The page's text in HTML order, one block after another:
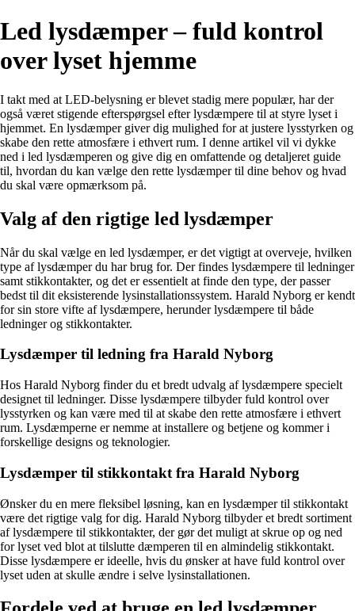
Led lysdæmper – fuld kontrol
over lyset hjemme
I takt med at LED-belysning er blevet stadig mere populær, har der
også været stigende efterspørgsel efter lysdæmpere til at styre lyset i
hjemmet. En lysdæmper giver dig mulighed for at justere lysstyrken og
skabe den rette atmosfære i ethvert rum. I denne artikel vil vi dykke
ned i led lysdæmperen og give dig en omfattende og detaljeret guide
til, hvordan du kan vælge den rette lysdæmper til dine behov og hvad
du skal være opmærksom på.
Valg af den rigtige led lysdæmper
Når du skal vælge en led lysdæmper, er det vigtigt at overveje, hvilken
type af lysdæmper du har brug for. Der findes lysdæmpere til ledninger
samt stikkontakter, og det er essentielt at finde den type, der passer
bedst til dit eksisterende lysinstallationssystem. Harald Nyborg er kendt
for sin store vifte af lysdæmpere, herunder lysdæmpere til både
ledninger og stikkontakter.
Lysdæmper til ledning fra Harald Nyborg
Hos Harald Nyborg finder du et bredt udvalg af lysdæmpere specielt
designet til ledninger. Disse lysdæmpere tilbyder fuld kontrol over
lysstyrken og kan være med til at skabe den rette atmosfære i ethvert
rum. Lysdæmperne er nemme at installere og betjene og kommer i
forskellige designs og teknologier.
Lysdæmper til stikkontakt fra Harald Nyborg
Ønsker du en mere fleksibel løsning, kan en lysdæmper til stikkontakt
være det rigtige valg for dig. Harald Nyborg tilbyder et bredt sortiment
af lysdæmpere til stikkontakter, der gør det muligt at skrue op og ned
for lyset ved blot at tilslutte dæmperen til en almindelig stikkontakt.
Disse lysdæmpere er ideelle, hvis du ønsker at have fuld kontrol over
lyset uden at skulle ændre i selve lysinstallationen.